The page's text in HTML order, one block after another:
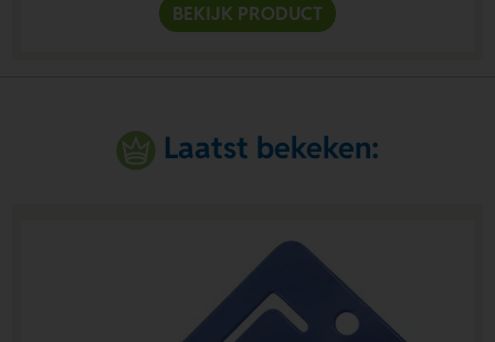
BEKIJK PRODUCT
Laatst bekeken: